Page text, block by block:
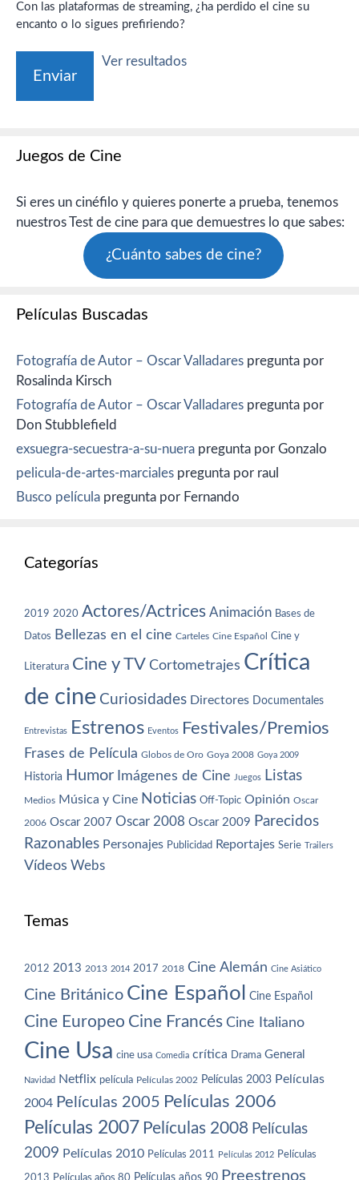
Con las plataformas de streaming, ¿ha perdido el cine su
encanto o lo sigues prefiriendo?
Ver resultados
Juegos de Cine
Si eres un cinéfilo y quieres ponerte a prueba, tenemos
nuestros Test de cine para que demuestres lo que sabes:
¿Cuánto sabes de cine?
Películas Buscadas
Fotografía de Autor – Oscar Valladares pregunta por
Rosalinda Kirsch
Fotografía de Autor – Oscar Valladares pregunta por
Don Stubblefield
exsuegra-secuestra-a-su-nuera pregunta por Gonzalo
pelicula-de-artes-marciales pregunta por raul
Busco película pregunta por Fernando
Categorías
2019 2020 Actores/Actrices Animación Bases de
Datos Bellezas en el cine Carteles Cine Español Cine y
Literatura Cine y TV Cortometrajes Crítica
de cine Curiosidades Directores Documentales
Entrevistas Estrenos Eventos Festivales/Premios
Frases de Película Globos de Oro Goya 2008 Goya 2009
Historia Humor Imágenes de Cine Juegos Listas
Medios Música y Cine Noticias Off-Topic Opinión Oscar
2006 Oscar 2007 Oscar 2008 Oscar 2009 Parecidos
Razonables Personajes Publicidad Reportajes Serie Trailers
Vídeos Webs
Temas
2012 2013 2013 2014 2017 2018 Cine Alemán Cine Asiático
Cine Británico Cine Español Cine Español
Cine Europeo Cine Francés Cine Italiano
Cine Usa cine usa Comedia crítica Drama General
Navidad Netflix película Películas 2002 Películas 2003 Películas
2004 Películas 2005 Películas 2006
Películas 2007 Películas 2008 Películas
2009 Películas 2010 Películas 2011 Películas 2012 Películas
2013 Películas años 80 Películas años 90 Preestrenos